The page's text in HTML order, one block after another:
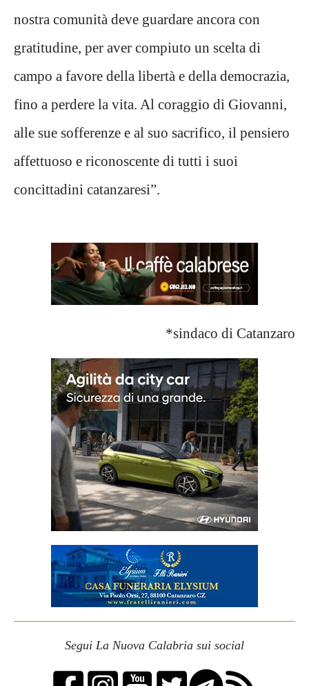
nostra comunità deve guardare ancora con
gratitudine, per aver compiuto un scelta di
campo a favore della libertà e della democrazia,
fino a perdere la vita. Al coraggio di Giovanni,
alle sue sofferenze e al suo sacrifico, il pensiero
affettuoso e riconoscente di tutti i suoi
concittadini catanzaresi”.
*sindaco di Catanzaro
Segui La Nuova Calabria sui social